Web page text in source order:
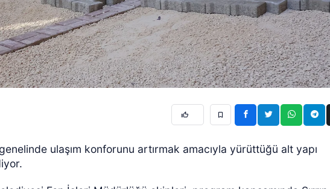
ulaşım konforunu artırmak amacıyla yürüttüğü alt yapı